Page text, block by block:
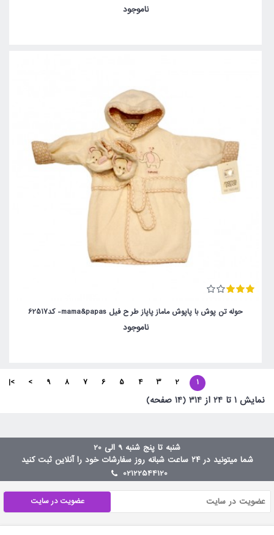
ناموجود
حوله تن پوش با پاپوش ماماز پاپاز طر ح فیل mama&papas- کد62517
ناموجود
1
2
3
4
5
6
7
8
9
>
>|
نمايش 1 تا 24 از 314 (14 صفحه)
شنبه تا پنج شنبه 9 الی 20
شما میتونید در ۲۴ ساعت شبانه روز سفارشات خود را آنلاین ثبت کنید
02122544120
عضویت در سایت